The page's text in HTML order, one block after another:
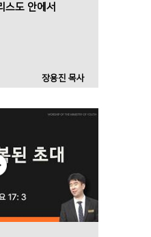
스도 안에서
장용진 목사